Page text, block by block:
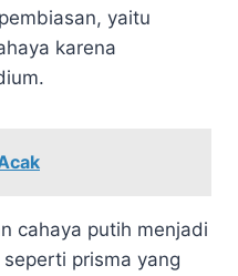
yaitu
karena
cahaya putih menjadi
prisma yang